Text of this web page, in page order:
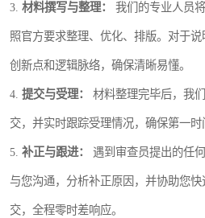
3. 材料撰写与整理： 我们的专业人员
照官方要求整理、优化、排版。对于
创新点和逻辑脉络，确保清晰易懂。
4. 提交与受理： 材料整理完毕后，我
交，并实时跟踪受理情况，确保第一时
5. 补正与跟进： 遇到审查员提出的任
与您沟通，分析补正原因，并协助您
交，全程零时差响应。